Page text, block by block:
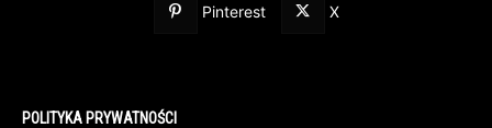
Pinterest X
POLITYKA PRYWATNOŚCI